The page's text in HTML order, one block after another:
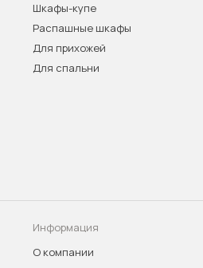
Шкафы-купе
Распашные шкафы
Для прихожей
Для спальни
Информация
О компании